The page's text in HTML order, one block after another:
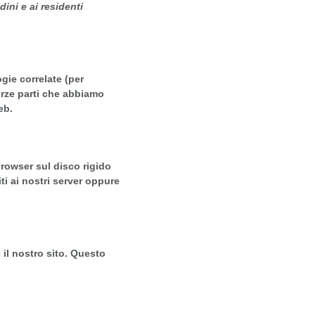
e ai residenti
correlate (per
parti che abbiamo
sul disco rigido
ai nostri server oppure
il nostro sito. Questo